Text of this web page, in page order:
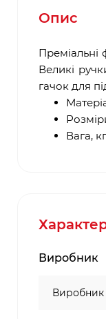
Опис
Преміальні
Великі
гачок для
Вага,
Виробник
Виробник